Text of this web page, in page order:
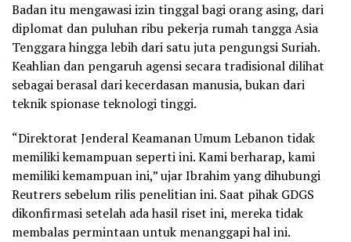
Badan itu mengawasi izin tinggal bagi orang asing, dari
diplomat dan puluhan ribu pekerja rumah tangga Asia
Tenggara hingga lebih dari satu juta pengungsi Suriah.
Keahlian dan pengaruh agensi secara tradisional dilihat
sebagai berasal dari kecerdasan manusia, bukan dari
teknik spionase teknologi tinggi.
“Direktorat Jenderal Keamanan Umum Lebanon tidak
memiliki kemampuan seperti ini. Kami berharap, kami
memiliki kemampuan ini,” ujar Ibrahim yang dihubungi
Reutrers sebelum rilis penelitian ini. Saat pihak GDGS
dikonfirmasi setelah ada hasil riset ini, mereka tidak
membalas permintaan untuk menanggapi hal ini.